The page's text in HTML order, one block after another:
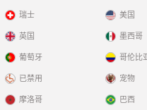
瑞士
英国
葡萄牙
已禁用
美国
墨西哥
哥伦比
宠物
摩洛哥 巴西